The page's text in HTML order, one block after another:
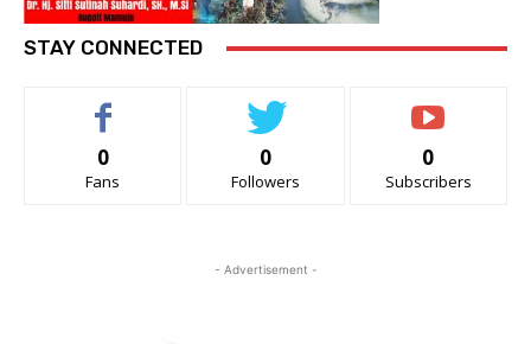
STAY CONNECTED
0
Fans
0
Followers
0
Subscribers
- Advertisement -